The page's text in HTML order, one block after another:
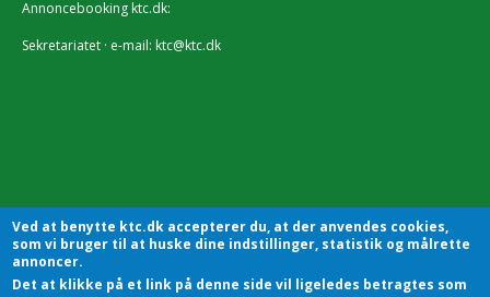
Annoncebooking ktc.dk:
Sekretariatet · e-mail: ktc@ktc.dk
Ved at benytte ktc.dk accepterer du, at der anvendes cookies,
som vi bruger til at huske dine indstillinger, statistik og målrette
annoncer.
Det at klikke på et link på denne side vil ligeledes betragtes som